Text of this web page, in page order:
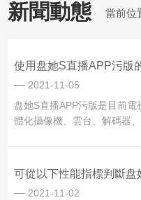
新聞動態 當前位
2021-11-05
盘她S直播APP污版是目前
體化攝像機、雲台、解碼器
可以使用。今天小編要與大
有效防雷方法：1、前端設備
可從以下性能指標判斷
2021-11-02